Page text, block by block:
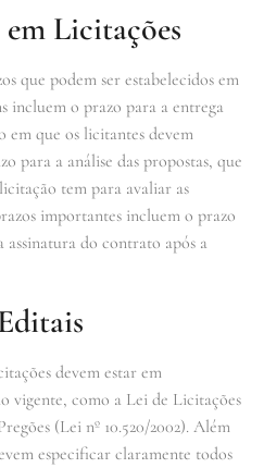
Licitações
que podem ser estabelecidos em
incluem o prazo para a entrega
em que os licitantes devem
para a análise das propostas, que
tem para avaliar as
importantes incluem o prazo
assinatura do contrato após a
devem estar em
vigente, como a Lei de Licitações
(Lei nº 10.520/2002). Além
especificar claramente todos